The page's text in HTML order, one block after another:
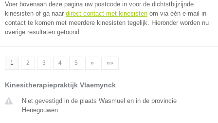
Voer bovenaan deze pagina uw postcode in voor de dichtstbijzijnde
kinesisten of ga naar direct contact met kinesisten om via één e-mail in
contact te komen met meerdere kinesisten tegelijk. Hieronder worden nu
overige resultaten getoond.
1 2 3 4 5 » »»
Kinesitherapiepraktijk Vlaemynck
Niet gevestigd in de plaats Wasmuel en in de provincie
Henegouwen.